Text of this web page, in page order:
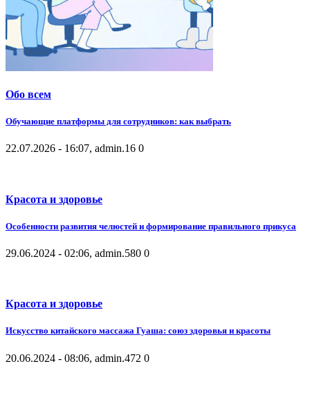
Обо всем
Обучающие платформы для сотрудников: как выбрать
22.07.2026 - 16:07, admin.16 0
Красота и здоровье
Особенности развития челюстей и формирование правильного прикуса
29.06.2024 - 02:06, admin.580 0
Красота и здоровье
Искусство китайского массажа Гуаша: союз здоровья и красоты
20.06.2024 - 08:06, admin.472 0